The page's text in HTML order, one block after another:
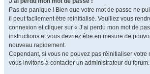
Pas de panique ! Bien que votre mot de passe ne
il peut facilement être réinitialisé. Veuillez vous
connexion et cliquer sur « J’ai perdu mon mot de
instructions et vous devriez être en mesure de
nouveau rapidement.
Cependant, si vous ne pouvez pas réinitialiser votre
vous invitons à contacter un administrateur du forum.